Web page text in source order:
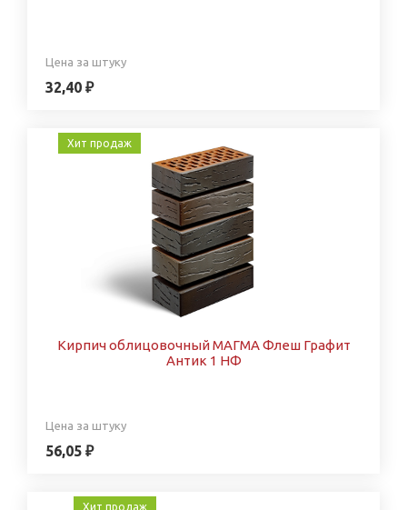
Цена за штуку
32,40 ₽
Хит продаж
Кирпич облицовочный МАГМА Флеш Графит
Антик 1 НФ
Цена за штуку
56,05 ₽
Хит продаж